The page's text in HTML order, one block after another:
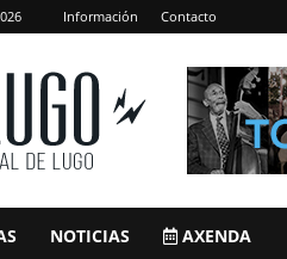
Información Contacto
NOTICIAS AXENDA